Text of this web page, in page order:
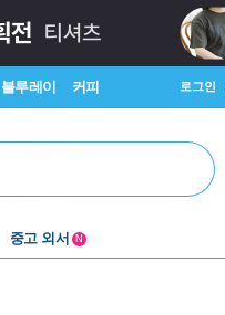
블루레이 커피 로그인
5백원부터
N